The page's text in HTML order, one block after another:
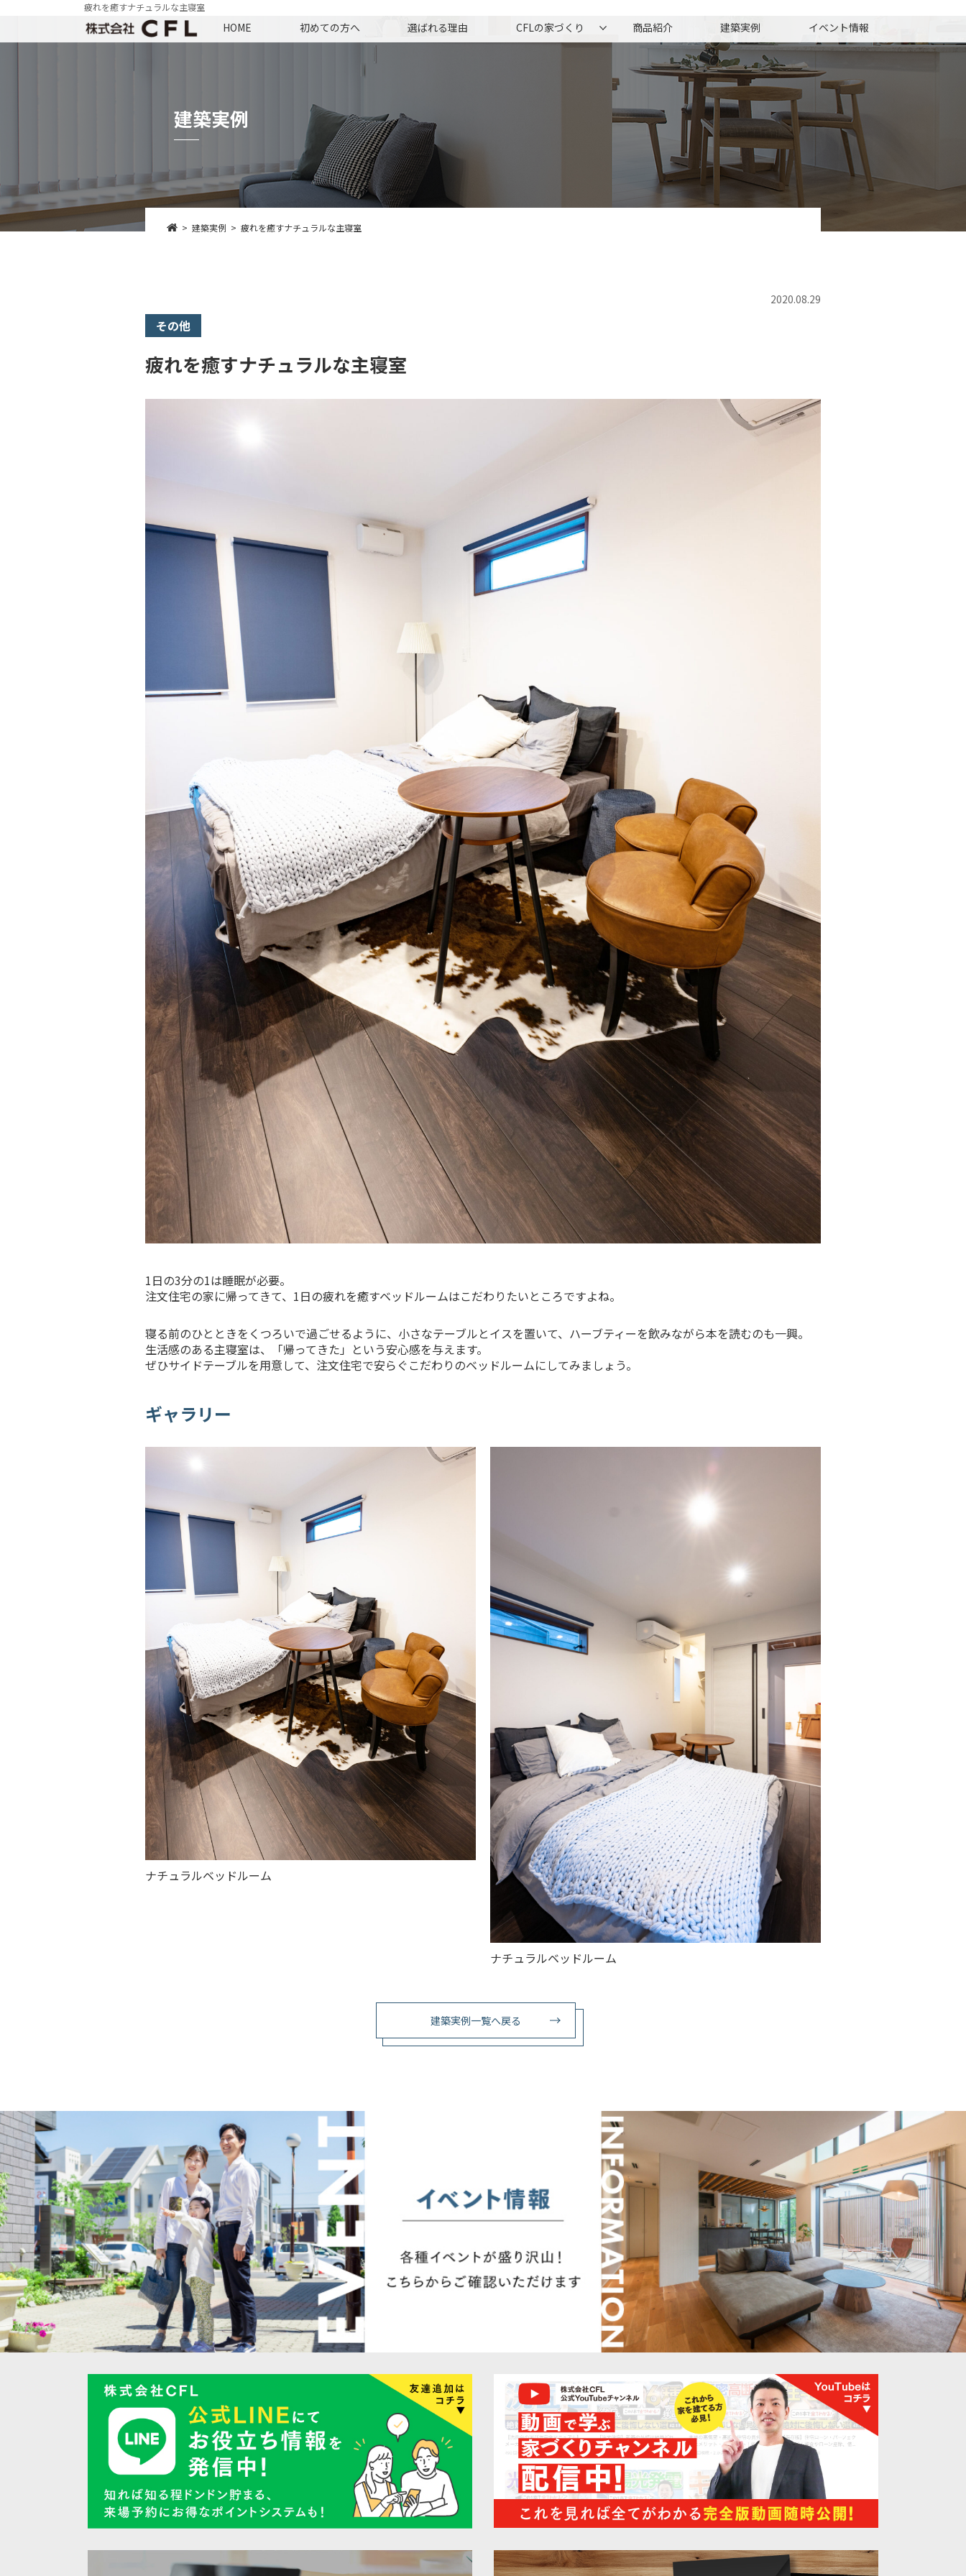
疲れを癒すナチュラルな主寝室
HOME 初めての方へ 選ばれる理由 CFLの家づくり 商品紹介 建築実例 イベント情報
建築実例
建築実例 疲れを癒すナチュラルな主寝室
2020.08.29
その他
疲れを癒すナチュラルな主寝室
1日の3分の1は睡眠が必要。
注文住宅の家に帰ってきて、1日の疲れを癒すベッドルームはこだわりたいところですよね。
寝る前のひとときをくつろいで過ごせるように、小さなテーブルとイスを置いて、ハーブティーを飲みながら本を読むのも一興。
生活感のある主寝室は、「帰ってきた」という安心感を与えます。
ぜひサイドテーブルを用意して、注文住宅で安らぐこだわりのベッドルームにしてみましょう。
ギャラリー
ナチュラルベッドルーム
ナチュラルベッドルーム
建築実例一覧へ戻る